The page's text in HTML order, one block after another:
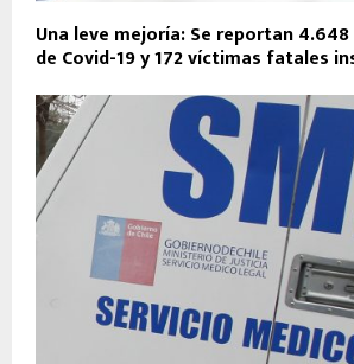
Una leve mejoría: Se reportan
de Covid-19 y 172 víctimas fatales